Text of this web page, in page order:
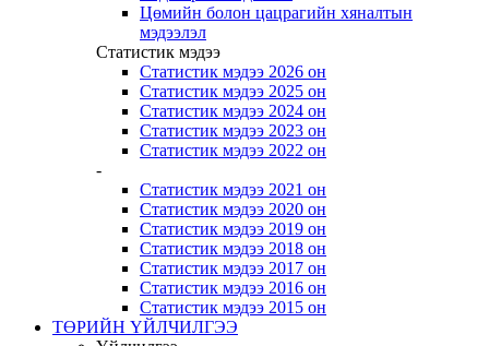
Цөмийн болон цацрагийн хяналтын
мэдээлэл
Статистик мэдээ
Статистик мэдээ 2026 он
Статистик мэдээ 2025 он
Статистик мэдээ 2024 он
Статистик мэдээ 2023 он
Статистик мэдээ 2022 он
-
Статистик мэдээ 2021 он
Статистик мэдээ 2020 он
Статистик мэдээ 2019 он
Статистик мэдээ 2018 он
Статистик мэдээ 2017 он
Статистик мэдээ 2016 он
Статистик мэдээ 2015 он
ТӨРИЙН ҮЙЛЧИЛГЭЭ